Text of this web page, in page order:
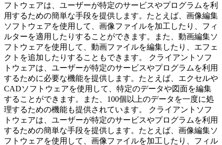
フトウェアは、ユーザーが特定のサービスやプログラムを利
用するための簡単な手段を提供します。たとえば、画像編集
ソフトウェアを使用して、画像ファイルを加工したり、フィ
ルターを適用したりすることができます。また、動画編集ソ
フトウェアを使用して、動画ファイルを編集したり、エフェ
クトを追加したりすることもできます。 クライアントソフ
トウェアは、ユーザーが特定のサービスやプログラムを利用
するために必要な機能を提供します。たとえば、エクセルや
CADソフトウェアを使用して、特定のデータや図面を編集
することができます。また、100個以上のデータを一度に処
理するための機能も提供されています。 クライアントソフ
トウェアは、ユーザーが特定のサービスやプログラムを利用
するための簡単な手段を提供します。たとえば、画像編集ソ
フトウェアを使用して、画像ファイルを加工したり、フィル